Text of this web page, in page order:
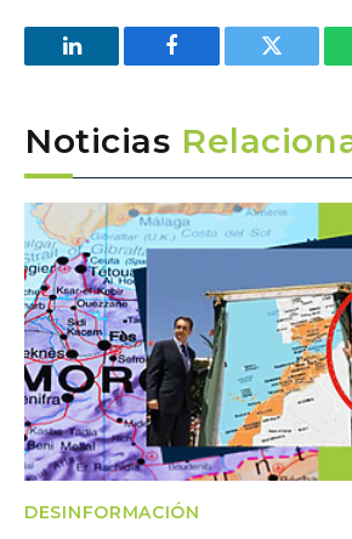
LinkedIn Facebook Twitter
Noticias
DESINFORMACIÓN